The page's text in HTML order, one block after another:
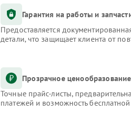
Гарантия на работы и
Предоставляется
детали, что защищает клиента от
Прозрачное
Точные прайс-листы,
платежей и возможность